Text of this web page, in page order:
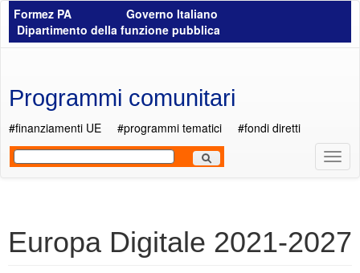
Salta al contenuto principale
Formez PA
Governo Italiano
Dipartimento della funzione pubblica
Programmi comunitari
#finanziamenti UE #programmi tematici
#fondi diretti
Menù
Europa Digitale 2021-2027